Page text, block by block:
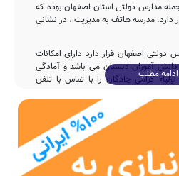
مدارس دولتی استان اصفهان بوده که
دارد. مدرسه هاتف به مدیریت ، در نشانی
اصفهان قرار دارد دارای امکانات
آموزان دبستان می باشد و آمادگی
گرامی چادگان را با تماس با تلفن
و تلاش بی وقفه ی وزارت آموزش و
پرورش پس از 4ساله در سال 1371 وارد چرخه آموزشی کشور شده و
است.
ادامه مطلب